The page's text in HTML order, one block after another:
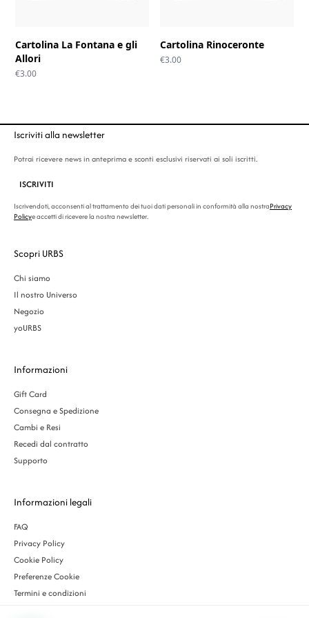
Cartolina La Fontana e gli
Allori
€3.00
Cartolina Rinoceronte
€3.00
Iscriviti alla newsletter
Potrai ricevere news in anteprima e sconti esclusivi riservati ai soli iscritti.
ISCRIVITI
Iscrivendoti, acconsenti al trattamento dei tuoi dati personali in conformità alla nostraPrivacy
Policye accetti di ricevere la nostra newsletter.
Scopri URBS
Chi siamo
Il nostro Universo
Negozio
yoURBS
Informazioni
Gift Card
Consegna e Spedizione
Cambi e Resi
Recedi dal contratto
Supporto
Informazioni legali
FAQ
Privacy Policy
Cookie Policy
Preferenze Cookie
Termini e condizioni